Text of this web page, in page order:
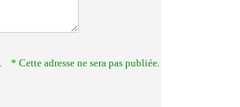
* Cette adresse ne sera pas publiée.